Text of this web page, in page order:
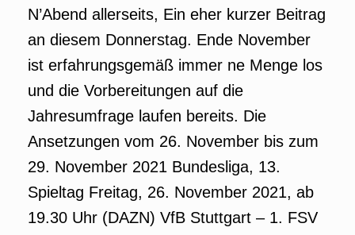
N’Abend allerseits, Ein eher kurzer Beitrag
an diesem Donnerstag. Ende November
ist erfahrungsgemäß immer ne Menge los
und die Vorbereitungen auf die
Jahresumfrage laufen bereits. Die
Ansetzungen vom 26. November bis zum
29. November 2021 Bundesliga, 13.
Spieltag Freitag, 26. November 2021, ab
19.30 Uhr (DAZN) VfB Stuttgart – 1. FSV